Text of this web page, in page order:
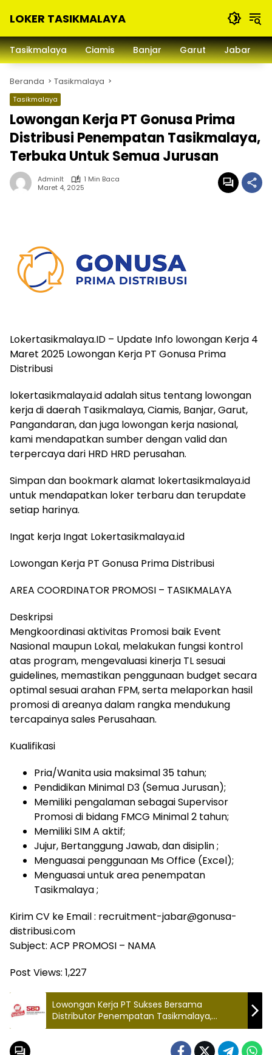
LOKER TASIKMALAYA
Lowongan
Kerja
dan
Sekitarna
Tasikmalaya Ciamis Banjar Garut Jabar
Beranda Tasikmalaya
Tasikmalaya
Lowongan Kerja PT Gonusa Prima
Distribusi Penempatan Tasikmalaya,
Terbuka Untuk Semua Jurusan
Adminlt
1 Min Baca
Maret 4, 2025
Lokertasikmalaya.ID – Update Info lowongan Kerja 4
Maret 2025 Lowongan Kerja PT Gonusa Prima
Distribusi
lokertasikmalaya.id adalah situs tentang lowongan
kerja di daerah Tasikmalaya, Ciamis, Banjar, Garut,
Pangandaran, dan juga lowongan kerja nasional,
kami mendapatkan sumber dengan valid dan
terpercaya dari HRD HRD perusahan.
Simpan dan bookmark alamat lokertasikmalaya.id
untuk mendapatkan loker terbaru dan terupdate
setiap harinya.
Ingat kerja Ingat Lokertasikmalaya.id
Lowongan Kerja PT Gonusa Prima Distribusi
AREA COORDINATOR PROMOSI – TASIKMALAYA
Deskripsi
Mengkoordinasi aktivitas Promosi baik Event
Nasional maupun Lokal, melakukan fungsi kontrol
atas program, mengevaluasi kinerja TL sesuai
guidelines, memastikan penggunaan budget secara
optimal sesuai arahan FPM, serta melaporkan hasil
promosi di areanya dalam rangka mendukung
tercapainya sales Perusahaan.
Kualifikasi
Pria/Wanita usia maksimal 35 tahun;
Pendidikan Minimal D3 (Semua Jurusan);
Memiliki pengalaman sebagai Supervisor
Promosi di bidang FMCG Minimal 2 tahun;
Memiliki SIM A aktif;
Jujur, Bertanggung Jawab, dan disiplin ;
Menguasai penggunaan Ms Office (Excel);
Menguasai untuk area penempatan
Tasikmalaya ;
Kirim CV ke Email : recruitment-jabar@gonusa-
distribusi.com
Subject: ACP PROMOSI – NAMA
Post Views: 1,227
Lowongan Kerja PT Sukses Bersama
Distributor Penempatan Tasikmalaya,
Terbuka Untuk Semua Jurusan